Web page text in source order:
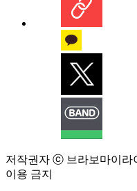
저작권자 ⓒ 브라보마이라
이용 금지